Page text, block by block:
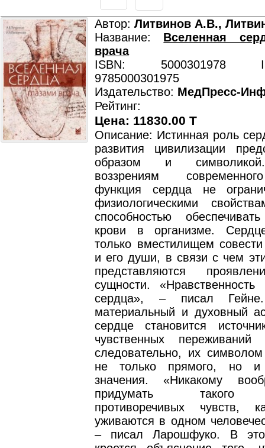
Автор: Литвинов А.В.,
Название: Вселенная
врача
ISBN: 5000301978
9785000301975
Издательство: МедПресс-
Рейтинг:
Цена: 11830.00 T
Описание: Истинная роль
развития цивилизации
образом и
воззрениям
функция сердца не
физиологическими
способностью
крови в организме.
только вместилищем
и его души, в связи с чем
представляются
сущности.
сердца», – писал
материальный и духовный
сердце становится
чувственных
следовательно, их
не только прямого, но и
значения. «Никакому
придумать такого
противоречивых чувств,
уживаются в одном
– писал Ларошфуко. В